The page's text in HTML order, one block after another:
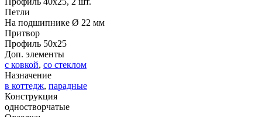
Д-37 Н
C57
Петли
На подшипнике Ø 22 мм
Притвор
Профиль 50х25
Доп. элементы
с ковкой, со стеклом
Назначение
в коттедж, парадные
Конструкция
одностворчатые